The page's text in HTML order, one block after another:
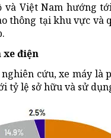
Việt Nam hướng
thông tại khu vực và
xe điện
cứu, xe máy
tỷ lệ sở hữu và sử